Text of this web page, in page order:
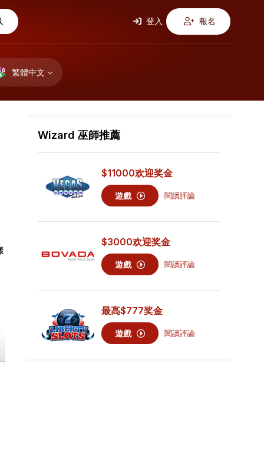
登入 報名
繁體中文
Wizard 巫師推薦
$11000欢迎奖金
遊戲 閱讀評論
$3000欢迎奖金
遊戲 閱讀評論
最高$777奖金
遊戲 閱讀評論